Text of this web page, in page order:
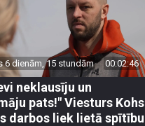
6 dienām, 15 stundām 00:02:46
neklausīju un
pats!" Viesturs Kohs
darbos liek lietā spītību